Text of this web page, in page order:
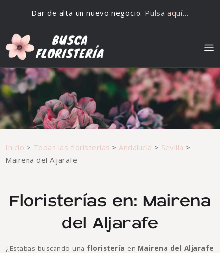
Dar de alta un nuevo negocio. Pulsa aquí…
Inicio > Todas las floristerías > Andalucía > Sevilla >
Mairena del Aljarafe
Floristerías en: Mairena
del Aljarafe
¿Estabas buscando una floristería en Mairena del Aljarafe